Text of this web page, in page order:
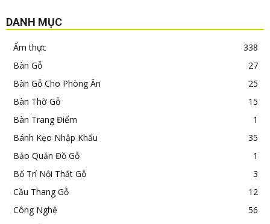
DANH MỤC
Ẩm thực
338
Bàn Gỗ
27
Bàn Gỗ Cho Phòng Ăn
25
Bàn Thờ Gỗ
15
Bàn Trang Điểm
1
Bánh Kẹo Nhập Khẩu
35
Bảo Quản Đồ Gỗ
1
Bố Trí Nội Thất Gỗ
3
Cầu Thang Gỗ
12
Công Nghệ
56